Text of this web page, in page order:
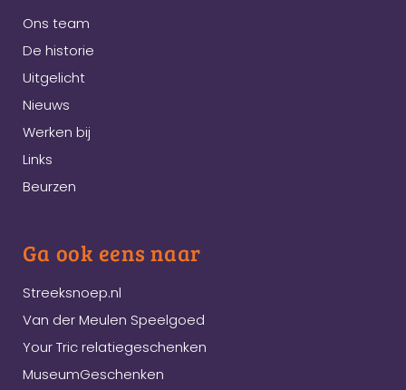
Ons team
De historie
Uitgelicht
Nieuws
Werken bij
Links
Beurzen
Ga ook eens naar
Streeksnoep.nl
Van der Meulen Speelgoed
Your Tric relatiegeschenken
MuseumGeschenken